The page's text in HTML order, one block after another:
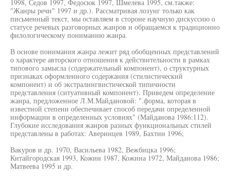
1998, Седов 1997, Федосюк 1997, Шмелева 1995, см.также:
"Жанры речи" 1997 и др.). Рассматривая лозунг только как
письменный текст, мы оставляем в стороне научную дискуссию о
статусе речевых разговорных жанров и обращаемся к традиционно
филологическому пониманию жанра.
В основе понимания жанра лежит ряд обобщенных представлений
о характере авторского отношения к действительности в рамках
типового замысла (содержательный компонент), о структурных
признаках оформленного содержания (стилистический
компонент) и об экстралингвистической типичности
представления (ситуативный компонент). Приведем определение
жанра, предложенное Л.М.Майдановой: ".форма, которая в
известной степени обеспечивает способ передачи определенной
информации в определенных условиях" (Майданова 1986:112).
Глубокие исследования жанров разных функциональных стилей
представлены в работах: Аверинцев 1989, Бахтин 1996;
Вакуров и др. 1970, Васильева 1982, Вежбицка 1996;
Китайгородская 1993, Кожин 1987, Кожина 1972, Майданова 1986;
Матвеева 1995 и др.